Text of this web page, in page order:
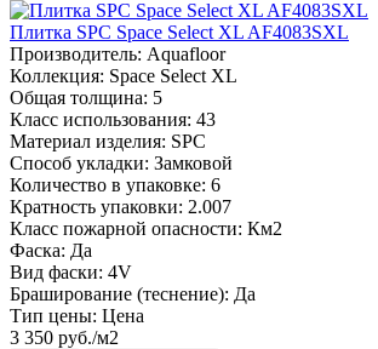
Плитка SPC Space Select XL AF4083SXL
Производитель: Aquafloor
Коллекция: Space Select XL
Общая толщина: 5
Класс использования: 43
Материал изделия: SPC
Способ укладки: Замковой
Количество в упаковке: 6
Кратность упаковки: 2.007
Класс пожарной опасности: Км2
Фаска: Да
Вид фаски: 4V
Браширование (теснение): Да
Тип цены: Цена
3 350 руб./м2